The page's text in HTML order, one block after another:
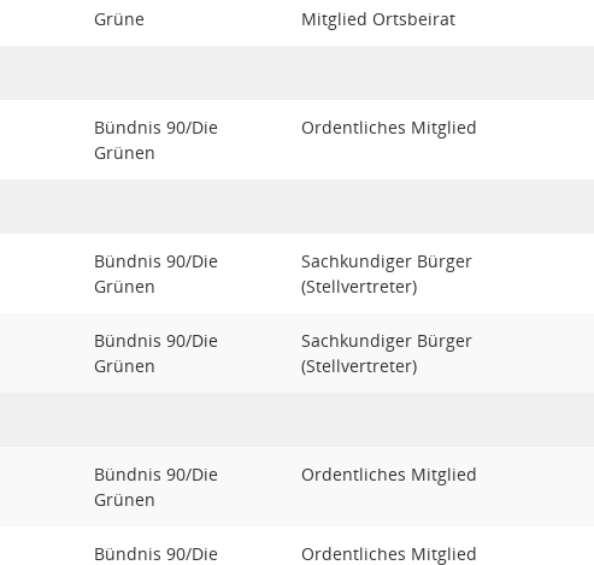
Grüne Mitglied Ortsbeirat
Bündnis 90/Die
Grünen
Ordentliches Mitglied
Bündnis 90/Die
Grünen
Sachkundiger Bürger
(Stellvertreter)
Bündnis 90/Die
Grünen
Sachkundiger Bürger
(Stellvertreter)
Bündnis 90/Die
Grünen
Ordentliches Mitglied
Bündnis 90/Die Ordentliches Mitglied